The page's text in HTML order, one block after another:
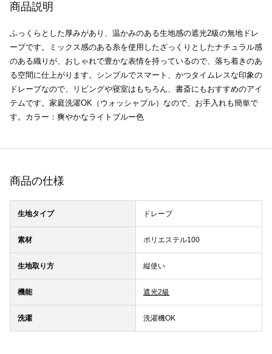
商品説明
ふっくらとした厚みがあり、温かみのある生地感の遮光2級の無地ドレ
ープです。ミックス感のある糸を使用したざっくりとしたナチュラル感
のある織りが、おしゃれで豊かな表情を持っているので、落ち着きのあ
る空間に仕上がります。シンプルでスマート、かつタイムレスな印象の
ドレープなので、リビングや寝室はもちろん、書斎にもおすすめのアイ
テムです。家庭洗濯OK（ウォッシャブル）なので、お手入れも簡単で
す。カラー：爽やかなライトブルー色
商品の仕様
生地タイプ ドレープ
素材 ポリエステル100
生地取り方 縦使い
機能 遮光2級
洗濯 洗濯機OK